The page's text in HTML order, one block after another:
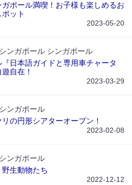
ポール満喫！お子様も楽しめるお
ット
2023-05-20
シンガポール シンガポール
日本語ガイドと専用車チャータ
自在！
2023-03-29
シンガポール
の円形シアターオープン！
2023-02-08
シンガポール
生動物たち
2022-12-12